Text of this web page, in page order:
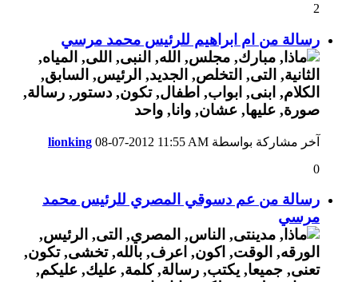
2
رسالة من ام ابراهيم للرئيس محمد مرسي
آخر مشاركة بواسطة lionking 08-07-2012 11:55 AM
0
رسالة من عم دسوقي المصري للرئيس محمد
مرسي